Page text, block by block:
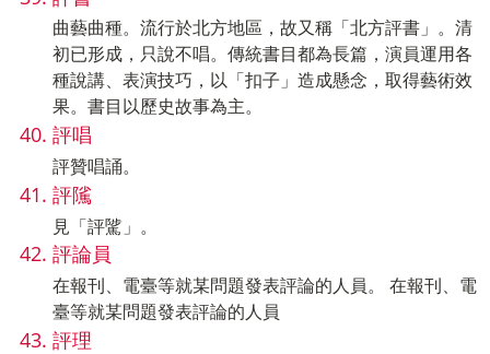
曲藝曲種。流行於北方地區，故又稱「北方評書」。清
初已形成，只說不唱。傳統書目都為長篇，演員運用各
種說講、表演技巧，以「扣子」造成懸念，取得藝術效
果。書目以歷史故事為主。
評唱
評贊唱誦。
評隲
見「評騭」。
評論員
在報刊、電臺等就某問題發表評論的人員。 在報刊、電
臺等就某問題發表評論的人員
評理